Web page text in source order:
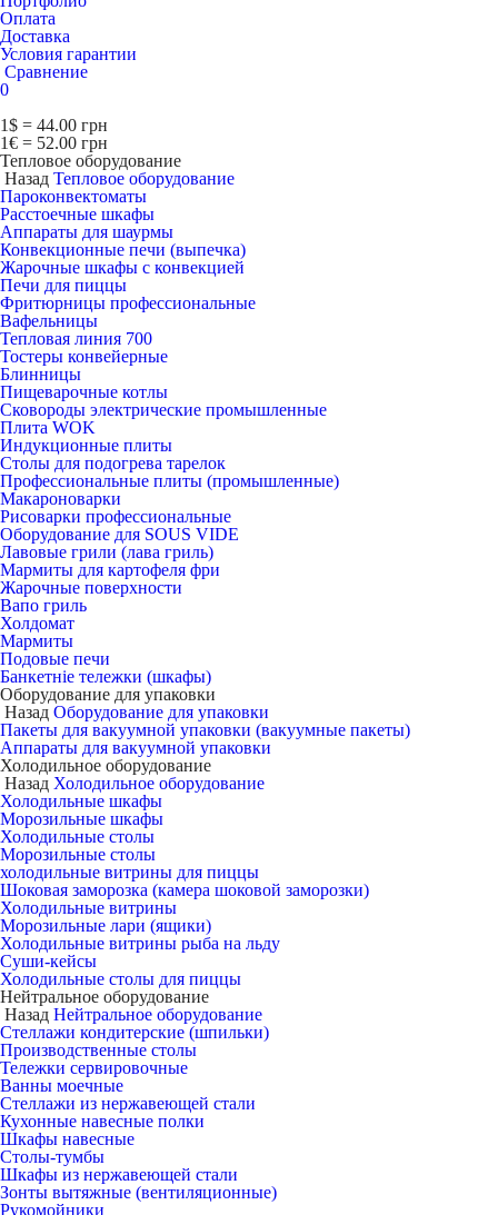
Оплата
Доставка
Условия гарантии
Сравнение
0
1$ = 44.00 грн
1€ = 52.00 грн
Тепловое оборудование
Назад Тепловое оборудование
Пароконвектоматы
Расcтоечные шкафы
Аппараты для шаурмы
Конвекционные печи (выпечка)
Жарочные шкафы с конвекцией
Печи для пиццы
Фритюрницы профессиональные
Вафельницы
Тепловая линия 700
Тостеры конвейерные
Блинницы
Пищеварочные котлы
Сковороды электрические промышленные
Плита WOK
Индукционные плиты
Столы для подогрева тарелок
Профессиональные плиты (промышленные)
Макароноварки
Рисоварки профессиональные
Оборудование для SOUS VIDE
Лавовые грили (лава гриль)
Мармиты для картофеля фри
Жарочные поверхности
Вапо гриль
Холдомат
Мармиты
Подовые печи
Банкетніе тележки (шкафы)
Оборудование для упаковки
Назад Оборудование для упаковки
Пакеты для вакуумной упаковки (вакуумные пакеты)
Аппараты для вакуумной упаковки
Холодильное оборудование
Назад Холодильное оборудование
Холодильные шкафы
Морозильные шкафы
Холодильные столы
Морозильные столы
холодильные витрины для пиццы
Шоковая заморозка (камера шоковой заморозки)
Холодильные витрины
Морозильные лари (ящики)
Холодильные витрины рыба на льду
Суши-кейсы
Холодильные столы для пиццы
Нейтральное оборудование
Назад Нейтральное оборудование
Стеллажи кондитерские (шпильки)
Производственные столы
Тележки сервировочные
Ванны моечные
Стеллажи из нержавеющей стали
Кухонные навесные полки
Шкафы навесные
Столы-тумбы
Шкафы из нержавеющей стали
Зонты вытяжные (вентиляционные)
Рукомойники